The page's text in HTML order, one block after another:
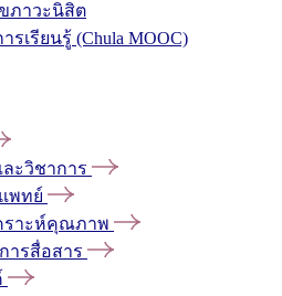
ภาวะนิสิต
เรียนรู้ (Chula MOOC)
ะวิชาการ
พทย์
ราะห์คุณภาพ
ารสื่อสาร